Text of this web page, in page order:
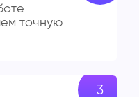
точную